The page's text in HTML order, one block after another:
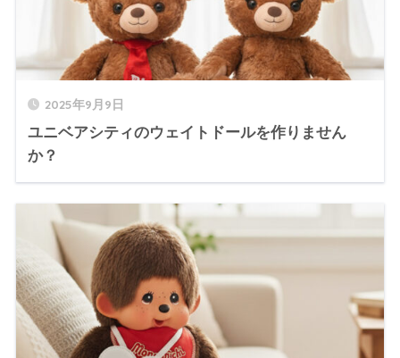
2025年9月9日
ユニベアシティのウェイトドールを作りません
か？